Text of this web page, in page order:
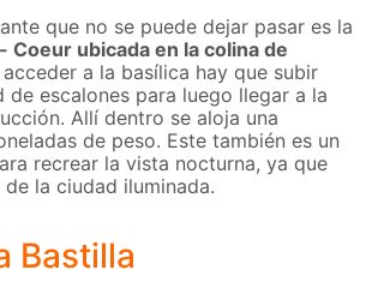
que no se puede dejar pasar es la
Coeur ubicada en la colina de
acceder a la basílica hay que subir
de escalones para luego llegar a la
Allí dentro se aloja una
de peso. Este también es un
recrear la vista nocturna, ya que
la ciudad iluminada.
Bastilla